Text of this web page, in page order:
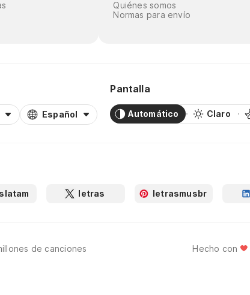
Quiénes somos
Normas para envío
Español
Pantalla
Automático Claro
letras letrasmusbr
de canciones Hecho con